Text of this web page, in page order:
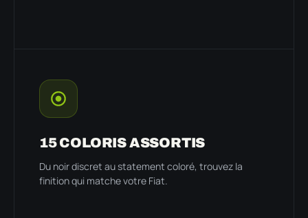
15 COLORIS ASSORTIS
Du noir discret au statement coloré, trouvez la
finition qui matche votre Fiat.